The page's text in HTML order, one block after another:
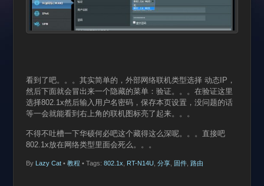
看到了吧。。。其实简单的，外部网络联机类型选择 动态IP，
然后下面就会冒出来一个隐藏的菜单：验证。。。在验证这里
选择802.1x然后输入用户名密码，保存本页设置，没问题的话
等一会就能看到右上角的联机图标亮了起来。。。
不得不吐槽一下华硕何必吧这个藏得这么深呢。。。直接吧
802.1x放在网络类型里面会死么。。。
By Lazy Cat• 教程 • Tags: 802.1x RT-N14U 分享, 固件, 路由